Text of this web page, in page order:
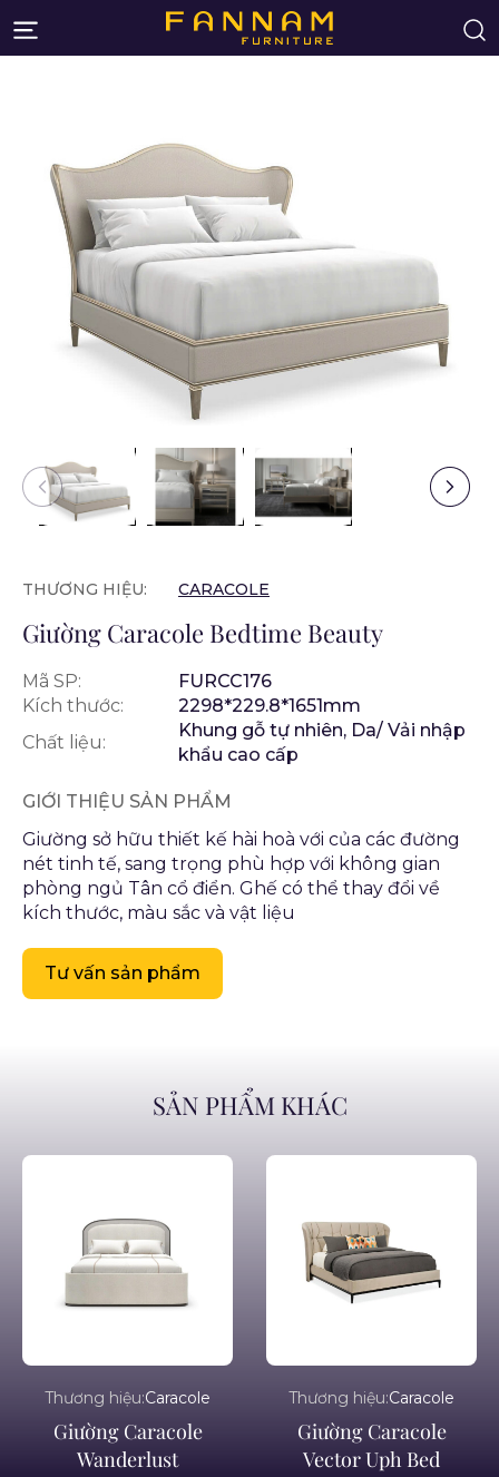
THƯƠNG HIỆU: CARACOLE
Giường Caracole Bedtime Beauty
Mã SP:
FURCC176
Kích thước:
2298*229.8*1651mm
Chất liệu:
Khung gỗ tự nhiên, Da/ Vải nhập
khẩu cao cấp
GIỚI THIỆU SẢN PHẨM
Giường sở hữu thiết kế hài hoà với của các đường
nét tinh tế, sang trọng phù hợp với không gian
phòng ngủ Tân cổ điển. Ghế có thể thay đổi về
kích thước, màu sắc và vật liệu
Tư vấn sản phẩm
SẢN PHẨM KHÁC
Thương hiệu:Caracole
Giường Caracole
Wanderlust
Thương hiệu:Caracole
Giường Caracole
Vector Uph Bed